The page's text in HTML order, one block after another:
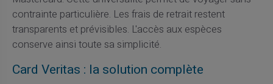
contrainte particulière. Les frais de retrait restent
transparents et prévisibles. L'accès aux espèces
conserve ainsi toute sa simplicité.
Card Veritas : la solution complète